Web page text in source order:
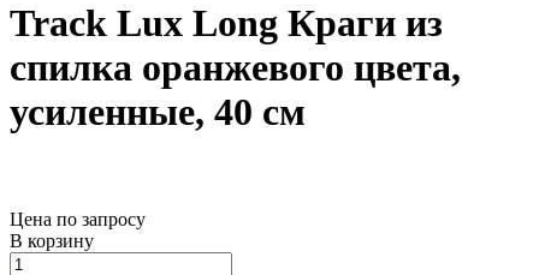
Track Lux Long Краги из
спилка оранжевого цвета,
усиленные, 40 см
Цена по запросу
В корзину